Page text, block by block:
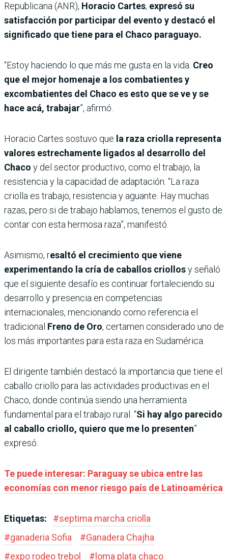
Republicana (ANR), Horacio Cartes, expresó su
satisfacción por participar del evento y destacó el
significado que tiene para el Chaco paraguayo.
“Estoy haciendo lo que más me gusta en la vida. Creo
que el mejor homenaje a los combatientes y
excombatientes del Chaco es esto que se ve y se
hace acá, trabajar”, afirmó.
Horacio Cartes sostuvo que la raza criolla representa
valores estrechamente ligados al desarrollo del
Chaco y del sector productivo, como el trabajo, la
resistencia y la capacidad de adaptación. “La raza
criolla es trabajo, resistencia y aguante. Hay muchas
razas, pero si de trabajo hablamos, tenemos el gusto de
contar con esta hermosa raza”, manifestó.
Asimismo, resaltó el crecimiento que viene
experimentando la cría de caballos criollosy señaló
que el siguiente desafío es continuar fortaleciendo su
desarrollo y presencia en competencias
internacionales, mencionando como referencia el
tradicional Freno de Oro, certamen considerado uno de
los más importantes para esta raza en Sudamérica.
El dirigente también destacó la importancia que tiene el
caballo criollo para las actividades productivas en el
Chaco, donde continúa siendo una herramienta
fundamental para el trabajo rural. “Si hay algo parecido
al caballo criollo, quiero que me lo presenten”
expresó.
Te puede interesar: Paraguay se ubica entre las
economías con menor riesgo país de Latinoamérica
Etiquetas: #septima marcha criolla
#ganaderia Sofia #Ganadera Chajha
#expo rodeo trebol # loma plata chaco